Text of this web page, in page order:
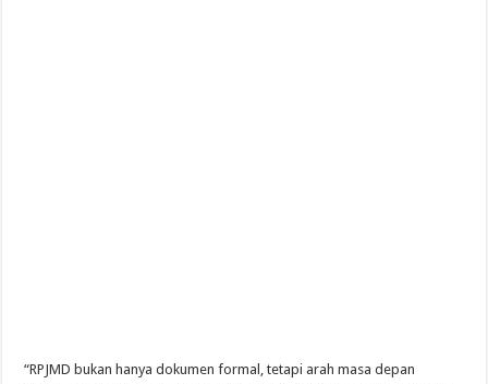
“RPJMD bukan hanya dokumen formal, tetapi arah masa depan